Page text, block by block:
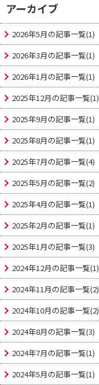
アーカイブ
2026年5月の記事一覧(1)
2026年3月の記事一覧(1)
2026年1月の記事一覧(1)
2025年12月の記事一覧(1)
2025年9月の記事一覧(1)
2025年8月の記事一覧(1)
2025年7月の記事一覧(4)
2025年5月の記事一覧(2)
2025年4月の記事一覧(1)
2025年2月の記事一覧(1)
2025年1月の記事一覧(3)
2024年12月の記事一覧(1)
2024年11月の記事一覧(2)
2024年10月の記事一覧(2)
2024年8月の記事一覧(3)
2024年7月の記事一覧(1)
2024年5月の記事一覧(1)